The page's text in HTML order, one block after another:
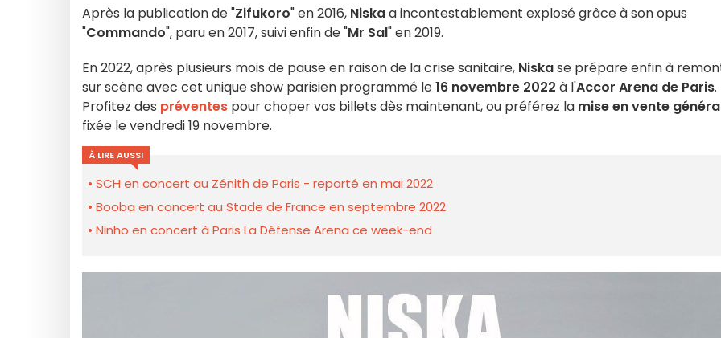
Après la publication de "Zifukoro" en 2016, Niskaa incontestablement explosé grâce à son opus
"Commando", paru en 2017, suivi enfin de "Mr Sal" en 2019.
En 2022, après plusieurs mois de pause en raison de la crise sanitaire, Niskase prépare enfin à
sur scène avec cet unique show parisien programmé le16 novembre 2022 à l'Accor Arena de Paris.
Profitez des préventes pour choper vos billets dès maintenant, ou préférez la mise en vente
fixée le vendredi 19 novembre.
À LIRE AUSSI
SCH en concert au Zénith de Paris - reporté en mai 2022
Booba en concert au Stade de France en septembre 2022
Ninho en concert à Paris La Défense Arena ce week-end